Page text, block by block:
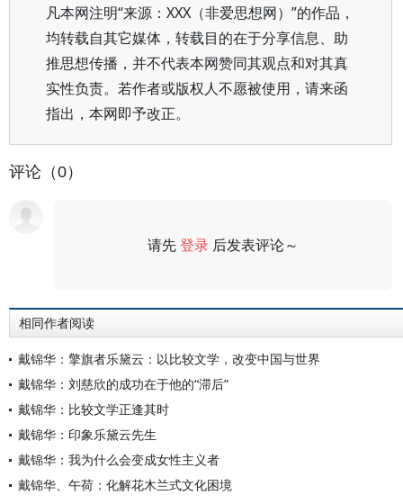
凡本网注明“来源：XXX（非爱思想网）”的作品，
均转载自其它媒体，转载目的在于分享信息、助
推思想传播，并不代表本网赞同其观点和对其真
实性负责。若作者或版权人不愿被使用，请来函
指出，本网即予改正。
评论（0）
请先登录 后发表评论～
相同作者阅读
戴锦华：擎旗者乐黛云：以比较文学，改变中国与世界
戴锦华：刘慈欣的成功在于他的“滞后”
戴锦华：比较文学正逢其时
戴锦华：印象乐黛云先生
戴锦华：我为什么会变成女性主义者
戴锦华、午荷：化解花木兰式文化困境